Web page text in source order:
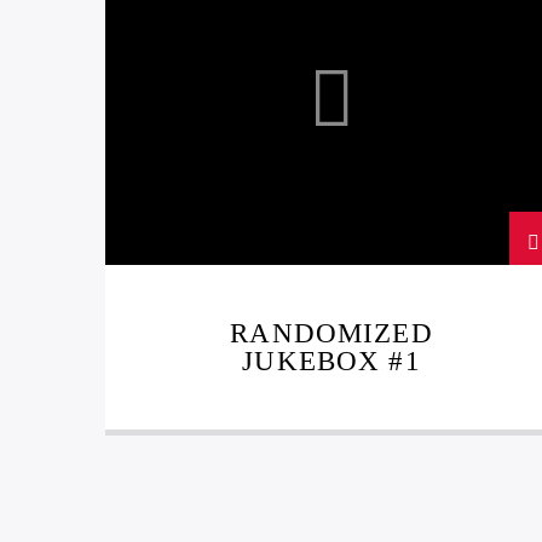
RANDOMIZED
JUKEBOX #1